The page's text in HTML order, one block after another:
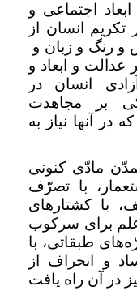
اجتماعی و
انسان از
و رنگ و زبان و
و ابعاد و
انسان در
بر مجاهدت
آنها نیاز به
مادّی کنونی
با تصرّف
با کشتارهای
علم برای سرکوب
طبقاتی، با
و انحراف از
در آن راه یافت